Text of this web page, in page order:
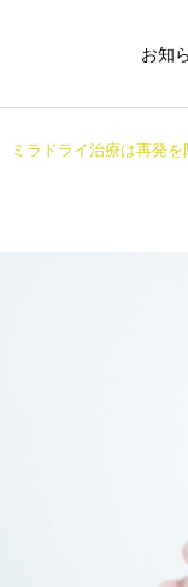
お知
ミラドライ治療は再発